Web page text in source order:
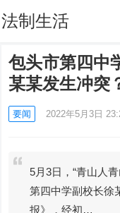
法制生活
包头市第四中
某某发生冲突
要闻 2022年5月3日
5月3日，“青山人
第四中学副校长徐
报》，经初…